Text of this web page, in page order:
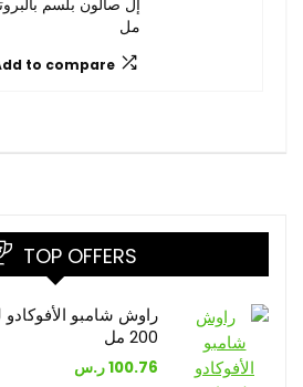
مل
to compare
TOP OFFERS
راوش شامبو
200 مل
100.76ر.س